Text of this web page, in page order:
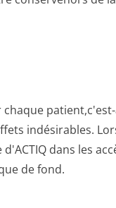
indésirables.
dans les
de fond.